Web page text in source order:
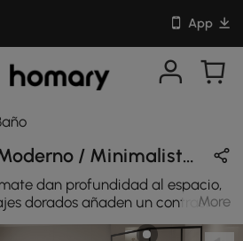
App
Diseño de Baño Moderno / Minimalista / Lujoso en Negro / Blanco / Oro con Cerámica & Metal
dan profundidad al espacio,
dorados añaden un contraste
la luz en todos los ángulos.
More